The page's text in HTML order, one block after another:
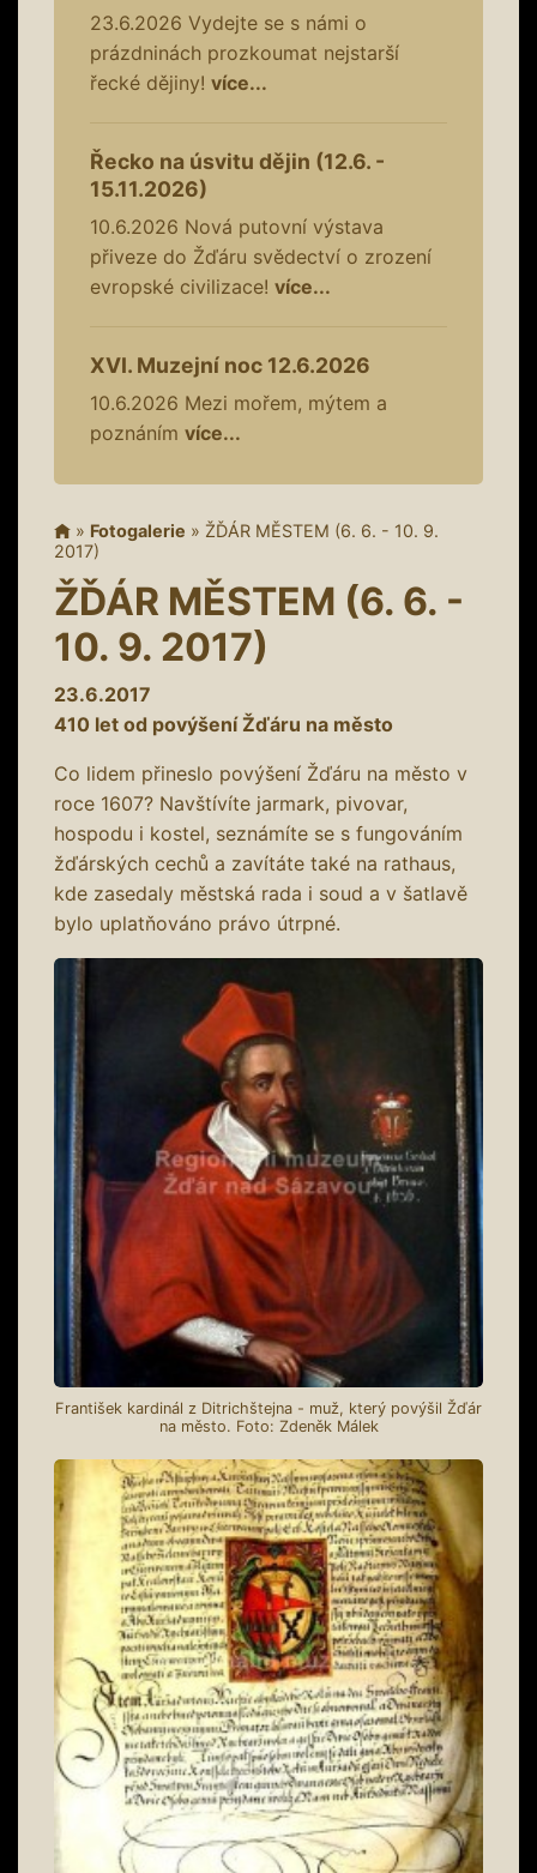
23.6.2026 Vydejte se s námi o
prázdninách prozkoumat nejstarší
řecké dějiny! více...
Řecko na úsvitu dějin (12.6. -
15.11.2026)
10.6.2026 Nová putovní výstava
přiveze do Žďáru svědectví o zrození
evropské civilizace! více...
XVI. Muzejní noc 12.6.2026
10.6.2026 Mezi mořem, mýtem a
poznáním více...
» Fotogalerie » ŽĎÁR MĚSTEM (6. 6. - 10. 9.
2017)
ŽĎÁR MĚSTEM (6. 6. -
10. 9. 2017)
23.6.2017
410 let od povýšení Žďáru na město
Co lidem přineslo povýšení Žďáru na město v
roce 1607? Navštívíte jarmark, pivovar,
hospodu i kostel, seznámíte se s fungováním
žďárských cechů a zavítáte také na rathaus,
kde zasedaly městská rada i soud a v šatlavě
bylo uplatňováno právo útrpné.
František kardinál z Ditrichštejna - muž, který povýšil Žďár
na město. Foto: Zdeněk Málek